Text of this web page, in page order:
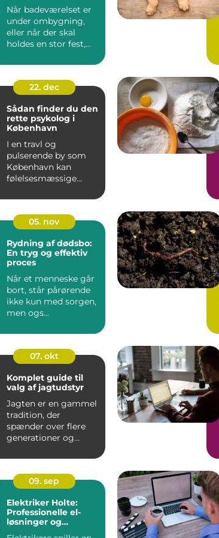
Når badeværelset er
under ombygning,
eller når der skal
holdes en stor fest,
22. dec
Sådan finder du den
rette psykolog i
København
I en travl og
pulserende by som
København kan
følelsesmæssige
05. nov
Rydning af dødsbo:
En tryg og effektiv
proces
Når et menneske går
bort, står pårørende
ikke kun med sorgen,
men ogs...
07. okt
Komplet guide til
valg af jagtudstyr
Jagten er en gammel
tradition, der
spænder over flere
generationer og
moder...
09. sep
Elektriker Holte:
Professionelle el-
løsninger og